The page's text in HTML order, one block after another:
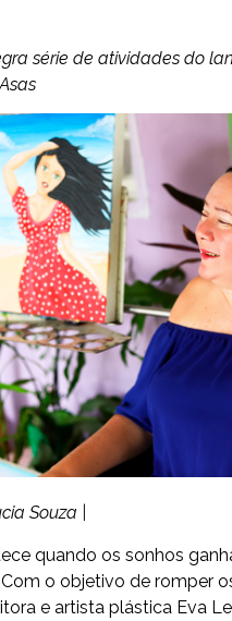
série de atividades do
Souza |
quando os sonhos
o objetivo de romper
e artista plástica Eva